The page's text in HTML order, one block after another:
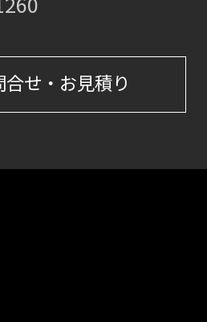
合せ・お見積り